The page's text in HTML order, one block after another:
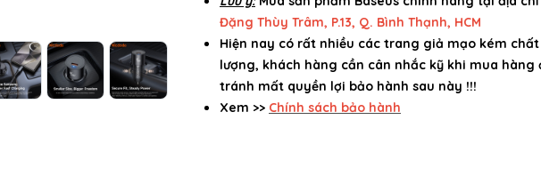
Đặng Thùy Trâm, P.13, Q. Bình Thạnh, HCM
Hiện nay có rất nhiều các trang giả mạo kém chất
lượng, khách hàng cần cân nhắc kỹ khi mua hàng
tránh mất quyền lợi bảo hành sau này !!!
Xem >> Chính sách bảo hành